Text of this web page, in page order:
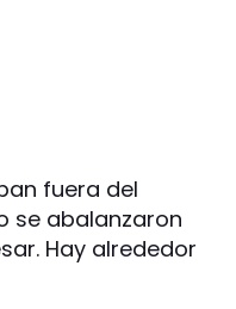
fuera del
se abalanzaron
Hay alrededor